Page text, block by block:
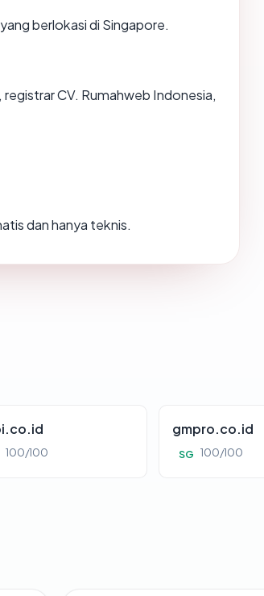
berlokasi di Singapore.
CV. Rumahweb Indonesia,
dan hanya teknis.
100/100
gmpro.co.id
SG 100/100